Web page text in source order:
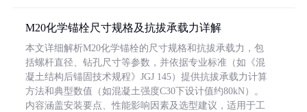
M20化学锚栓尺寸规格及抗拔承载力详解
本文详细解析M20化学锚栓的尺寸规格和抗拔承载力，包
括螺杆直径、钻孔尺寸等参数，并依据专业标准（如《混
凝土结构后锚固技术规程》JGJ 145）提供抗拔承载力计算
方法和典型数值（如混凝土强度C30下设计值约80kN）。
内容涵盖安装要点、性能影响因素及选型建议，适用于工